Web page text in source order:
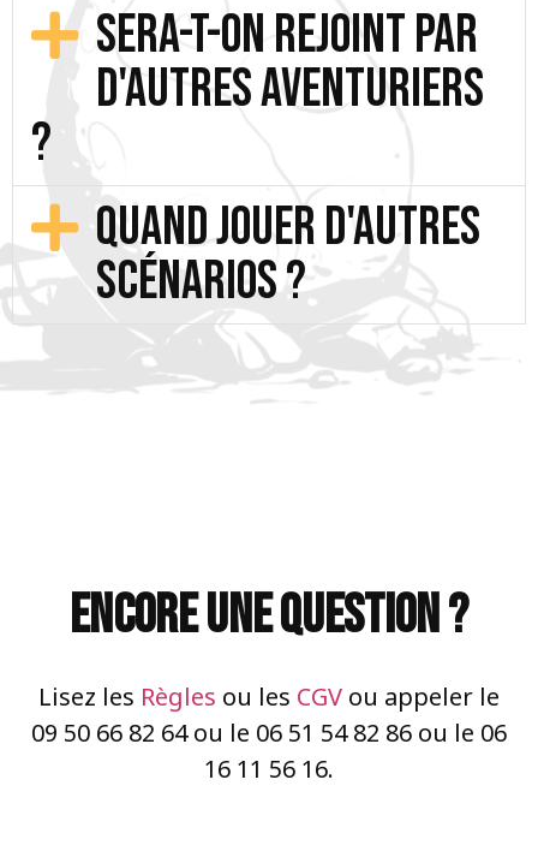
Sera-t-on rejoint par
d'autres Aventuriers
?
Quand jouer d'autres
scénarios ?
Encore une question ?
Lisez les Règles ou les CGV ou appeler le
09 50 66 82 64 ou le 06 51 54 82 86 ou le 06
16 11 56 16.